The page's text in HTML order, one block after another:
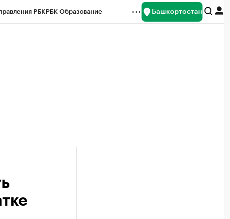
РБКРБК Образование Башкортостан